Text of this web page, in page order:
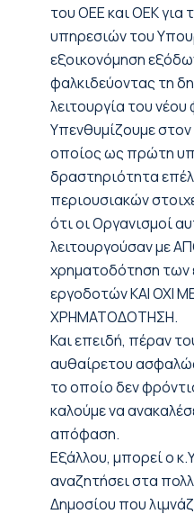
του ΟΕΕ και ΟΕΚ για
υπηρεσιών του
εξοικονόμηση
φαλκιδεύοντας τη
λειτουργία του
Υπενθυμίζουμε
οποίος ως πρώτη
δραστηριότητα
περιουσιακών
ότι οι Οργανισμοί
λειτουργούσαν με
χρηματοδότηση των
εργοδοτών ΚΑΙ ΟΧΙ
ΧΡΗΜΑΤΟΔΟΤΗΣΗ.
Και επειδή, πέραν
αυθαίρετου
το οποίο δεν
καλούμε να
απόφαση.
Εξάλλου, μπορεί ο
αναζητήσει στα
Δημοσίου που